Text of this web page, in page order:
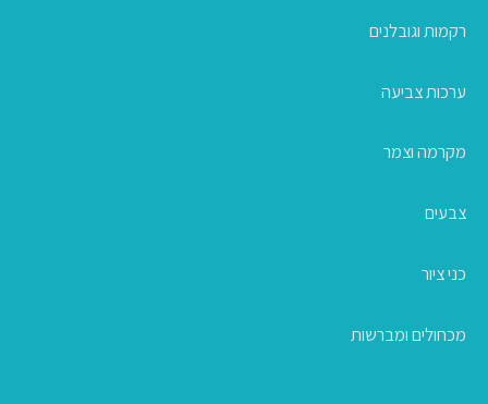
רקמות וגובלנים
ערכות צביעה
מקרמה וצמר
צבעים
כני ציור
מכחולים ומברשות